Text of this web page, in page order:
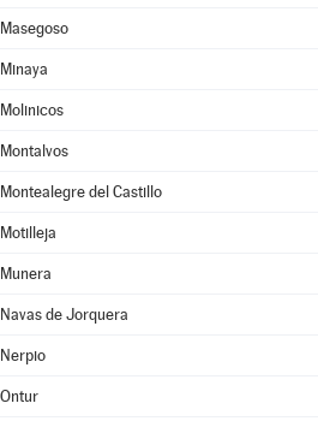
Masegoso
Minaya
Molinicos
Montalvos
Montealegre del Castillo
Motilleja
Munera
Navas de Jorquera
Nerpio
Ontur